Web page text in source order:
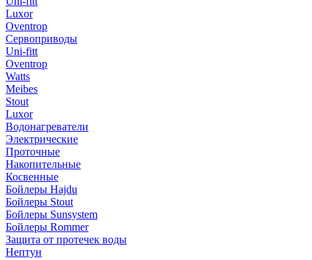
Luxor
Oventrop
Сервоприводы
Uni-fitt
Oventrop
Watts
Meibes
Stout
Luxor
Водонагреватели
Электрические
Проточные
Накопительные
Косвенные
Бойлеры Hajdu
Бойлеры Stout
Бойлеры Sunsystem
Бойлеры Rommer
Защита от протечек воды
Нептун